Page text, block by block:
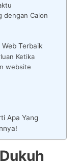
dengan Calon
Terbaik
Ketika
website
Apa Yang